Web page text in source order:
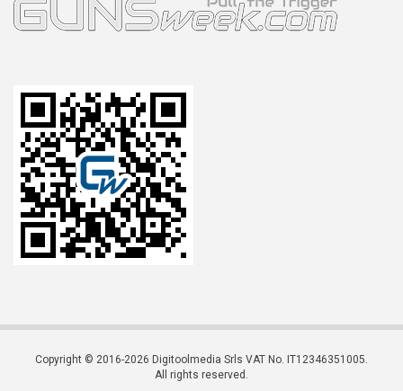
Copyright © 2016-2026 Digitoolmedia Srls VAT No. IT12346351005.
All rights reserved.